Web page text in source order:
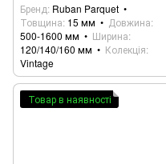
Бренд Ruban Parquet
Товщина 15 мм
Довжина
500-1600 мм
Ширина
120/140/160 мм
Колекція
Vintage
Товар в наявності